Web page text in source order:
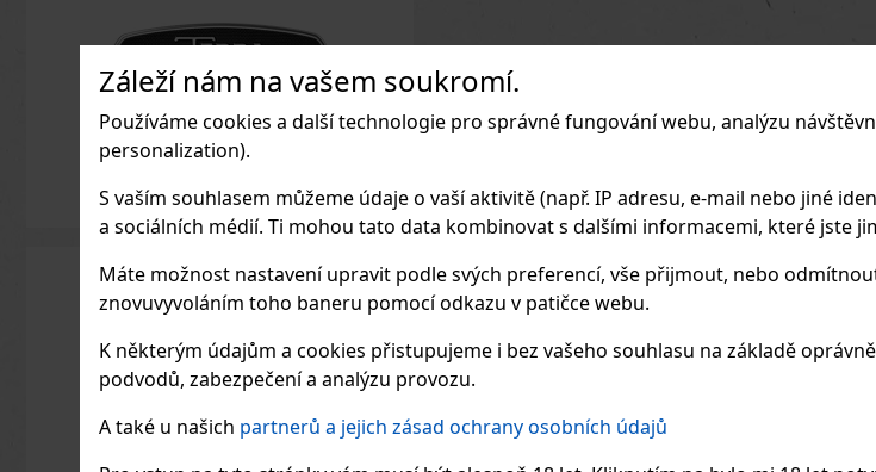
Záleží nám na vašem soukromí.
Používáme cookies a další technologie pro správné fungování webu, analýzu
personalization).
S vaším souhlasem můžeme údaje o vaší aktivitě (např. IP adresu, e-mail nebo jiné
a sociálních médií. Ti mohou tato data kombinovat s dalšími informacemi, které jste
Máte možnost nastavení upravit podle svých preferencí, vše přijmout, nebo
znovuvyvoláním toho baneru pomocí odkazu v patičce webu.
K některým údajům a cookies přistupujeme i bez vašeho souhlasu na základě
podvodů, zabezpečení a analýzu provozu.
A také u našich partnerů a jejich zásad ochrany osobních údajů